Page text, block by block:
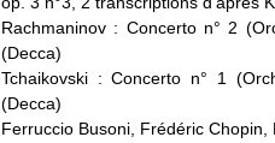
Rachmaninov : Concerto n° 2
(Decca)
Tchaikovski : Concerto n° 1
(Decca)
Ferruccio Busoni, Frédéric